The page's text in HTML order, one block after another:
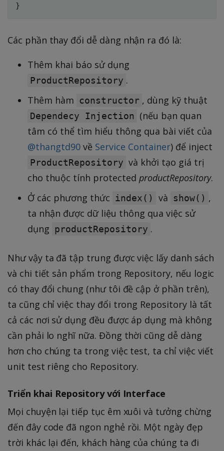
}
Các phần thay đổi dễ dàng nhận ra đó là:
Thêm khai báo sử dụng
ProductRepository .
Thêm hàm constructor , dùng kỹ thuật
Dependecy Injection (nếu bạn quan
tâm có thể tìm hiểu thông qua bài viết của
@thangtd90 về Service Container) để inject
ProductRepository và khởi tạo giá trị
cho thuộc tính protected productRepository.
Ở các phương thức index() và show() ,
ta nhận được dữ liệu thông qua việc sử
dụng productRepository .
Như vậy ta đã tập trung được việc lấy danh sách
và chi tiết sản phẩm trong Repository, nếu logic
có thay đổi chung (như tôi đề cập ở phần trên),
ta cũng chỉ việc thay đổi trong Repository là tất
cả các nơi sử dụng đều được áp dụng mà không
cần phải lo nghĩ nữa. Đồng thời cũng dễ dàng
hơn cho chúng ta trong việc test, ta chỉ việc viết
unit test riêng cho Repository.
Triển khai Repository với Interface
Mọi chuyện lại tiếp tục êm xuôi và tưởng chừng
đến đây code đã ngon nghẻ rồi. Một ngày đẹp
trời khác lại đến, khách hàng của chúng ta đi